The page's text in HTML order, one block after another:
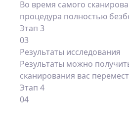
Во время самого
процедура полностью
Этап 3
03
Результаты исследования
Результаты можно
сканирования вас
Этап 4
04